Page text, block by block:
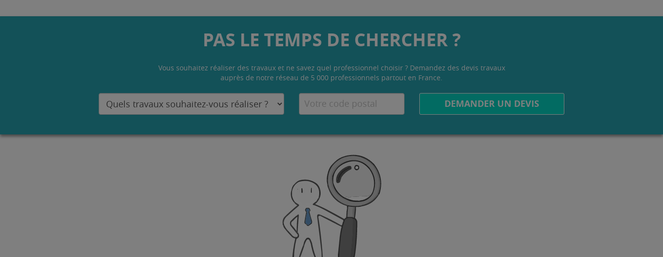
PAS LE TEMPS DE CHERCHER ?
Vous souhaitez réaliser des travaux et ne savez quel professionnel choisir ? Demandez des devis travaux
auprès de notre réseau de 5 000 professionnels partout en France.
DEMANDER UN DEVIS